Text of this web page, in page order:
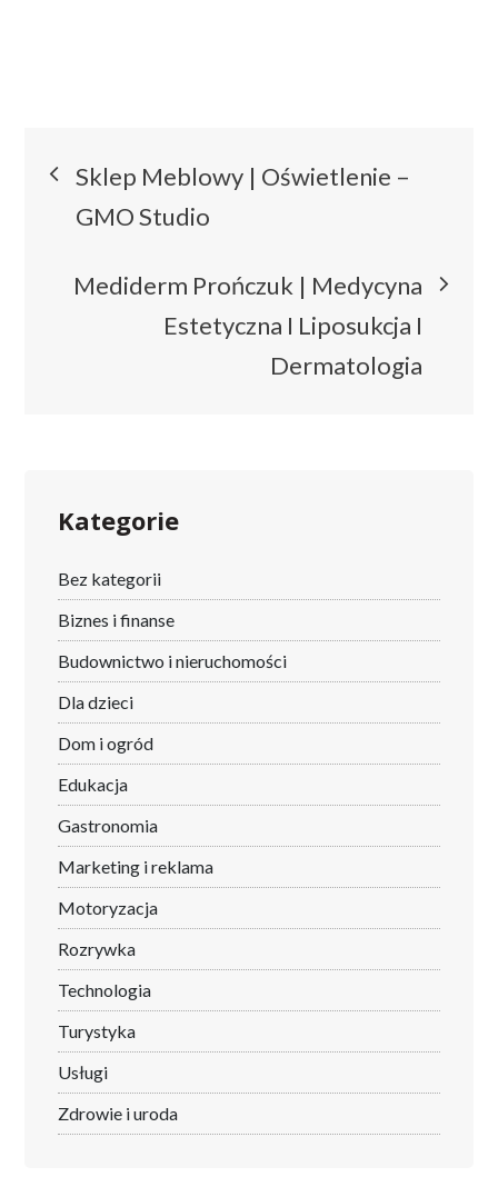
Nawigacja
wpisu
Sklep Meblowy | Oświetlenie –
GMO Studio
Mediderm Prończuk | Medycyna
Estetyczna I Liposukcja I
Dermatologia
Kategorie
Bez kategorii
Biznes i finanse
Budownictwo i nieruchomości
Dla dzieci
Dom i ogród
Edukacja
Gastronomia
Marketing i reklama
Motoryzacja
Rozrywka
Technologia
Turystyka
Usługi
Zdrowie i uroda